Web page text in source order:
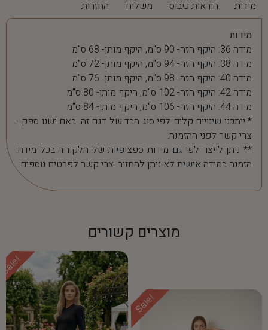
מידות הוראות כיבוס משלוח החזרות
מידות
מידה 36: היקף חזה- 90 ס"מ, היקף מותן- 68 ס"מ
מידה 38: היקף חזה- 94 ס"מ, היקף מותן- 72 ס"מ
מידה 40: היקף חזה- 98 ס"מ, היקף מותן- 76 ס"מ
מידה 42: היקף חזה- 102 ס"מ, היקף מותן- 80 ס"מ
מידה 44: היקף חזה- 106 ס"מ, היקף מותן- 84 ס"מ
* ייתכנו שינויים קלים לפי סוג הבד של דגם זה. באם ישנו ספק -
צרי קשר לפני ההזמנה.
** ניתן לייצר לפי גם מידות ספציפיות של הלקוחה בכל מידה.
הזמנה במידה אישית לא ניתן להחזיר. צרי קשר לפרטים נוספים.
מוצרים קשורים
Sale!